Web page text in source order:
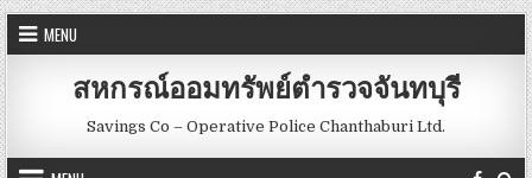
Skip to content
MENU
สหกรณ์ออมทรัพย์ตำรวจจันทบุรี
Savings Co – Operative Police Chanthaburi Ltd.